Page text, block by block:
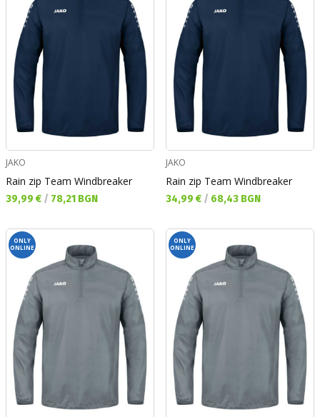
JAKO
Rain zip Team Windbreaker
Текуща цена:
39,99 € / 78,21 BGN
JAKO
Rain zip Team Windbreaker
Текуща цена:
34,99 € / 68,43 BGN
ONLY
ONLINE
ONLY
ONLINE